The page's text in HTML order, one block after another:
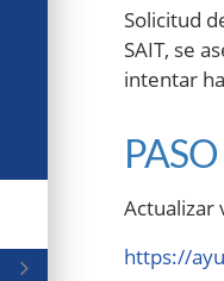
Solicitud
SAIT, se
intentar
Actualizar
https://